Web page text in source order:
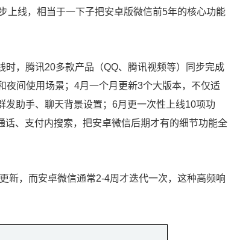
上线，相当于一下子把安卓版微信前5年的核心功能
，腾讯20多款产品（QQ、腾讯视频等）同步完成
间使用场景；4月一个月更新3个大版本，不仅适
助手、聊天背景设置；6月更一次性上线10项功
、支付内搜索，把安卓微信后期才有的细节功能全
新，而安卓微信通常2-4周才迭代一次，这种高频响